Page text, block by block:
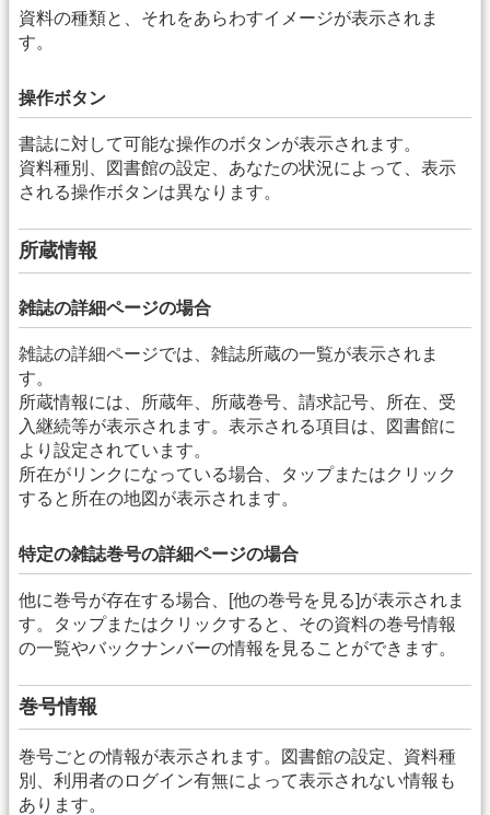
資料の種類と、それをあらわすイメージが表示されま
す。
操作ボタン
書誌に対して可能な操作のボタンが表示されます。
資料種別、図書館の設定、あなたの状況によって、表示
される操作ボタンは異なります。
所蔵情報
雑誌の詳細ページの場合
雑誌の詳細ページでは、雑誌所蔵の一覧が表示されま
す。
所蔵情報には、所蔵年、所蔵巻号、請求記号、所在、受
入継続等が表示されます。表示される項目は、図書館に
より設定されています。
所在がリンクになっている場合、タップまたはクリック
すると所在の地図が表示されます。
特定の雑誌巻号の詳細ページの場合
他に巻号が存在する場合、[他の巻号を見る]が表示されま
す。タップまたはクリックすると、その資料の巻号情報
の一覧やバックナンバーの情報を見ることができます。
巻号情報
巻号ごとの情報が表示されます。図書館の設定、資料種
別、利用者のログイン有無によって表示されない情報も
あります。